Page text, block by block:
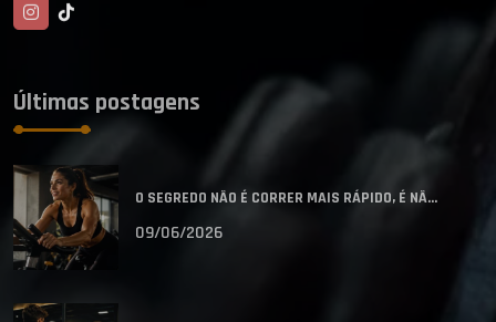
Últimas postagens
O SEGREDO NÃO É CORRER MAIS RÁPIDO, É NÃ...
09/06/2026